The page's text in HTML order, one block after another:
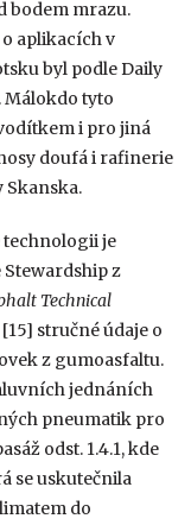
bodem mrazu.
aplikacích v
byl podle Daily
Málokdo tyto
i pro jiná
doufá i rafinerie
technologii je
z
Technical
stručné údaje o
z gumoasfaltu.
jednáních
pneumatik pro
odst. 1.4.1, kde
se uskutečnila
do